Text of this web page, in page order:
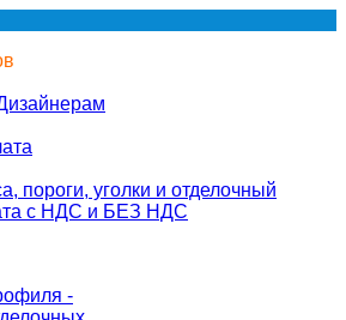
пороги, уголки и отделочный
с НДС и БЕЗ НДС